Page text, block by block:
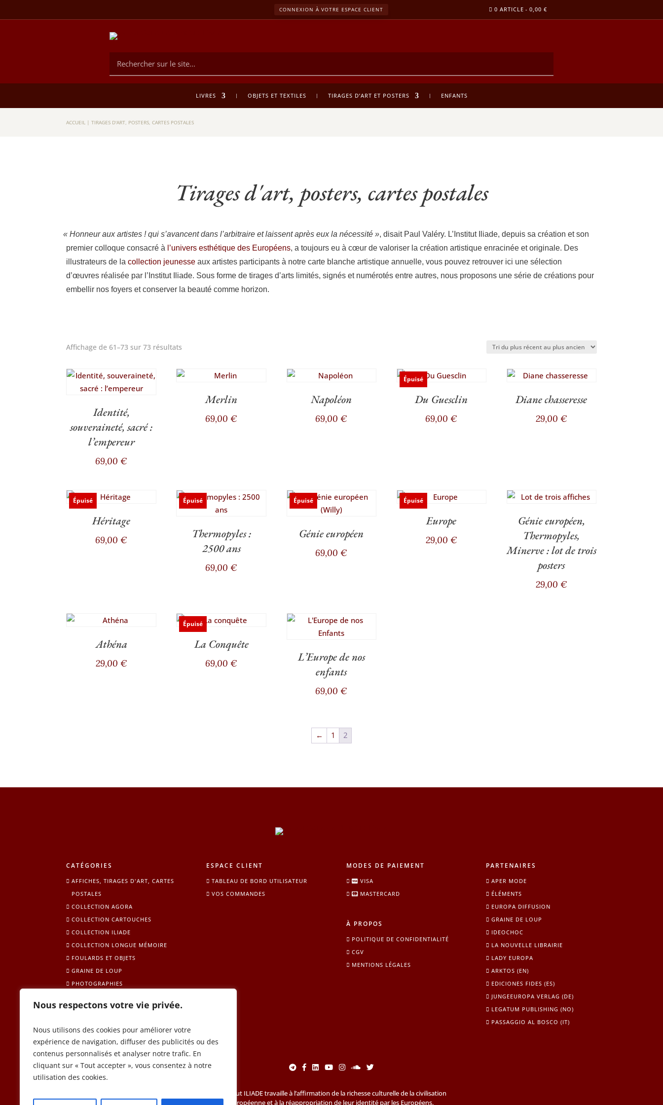
Nous respectons votre vie privée.
Nous utilisons des cookies pour améliorer votre
expérience de navigation, diffuser des publicités ou des
contenus personnalisés et analyser notre trafic. En
cliquant sur « Tout accepter », vous consentez à notre
utilisation des cookies.
CONNEXION À VOTRE ESPACE CLIENT 0 ARTICLE 0,00 €
LIVRES OBJETS ET TEXTILES TIRAGES D’ART ET POSTERS ENFANTS
ACCUEIL |TIRAGES D'ART, POSTERS, CARTES POSTALES
Tirages d'art, posters, cartes postales
« Hon­neur aux artistes ! qui s’a­vancent dans l’ar­bi­traire et laissent après eux la néces­si­té », disait Paul Valé­ry. L’Ins­ti­tut Iliade, depuis sa créa­tion et son
pre­mier col­loque consa­cré à l’u­ni­vers esthé­tique des Euro­péens, a tou­jours eu à cœur de valo­ri­ser la créa­tion artis­tique enra­ci­née et ori­gi­nale. Des
illus­tra­teurs de lacol­lec­tion jeu­nesse aux artistes par­ti­ci­pants à notre carte blanche artis­tique annuelle, vous pou­vez retrou­ver ici une sélec­tion
d’œuvres réa­li­sée par l’Ins­ti­tut Iliade. Sous forme de tirages d’arts limi­tés, signés et numé­ro­tés entre autres, nous pro­po­sons une série de créa­tions pour
embel­lir nos foyers et conser­ver la beau­té comme horizon.
Affichage de 61–73 sur 73 résultats
plus
Identité,
souveraineté, sacré :
l’empereur
69,00€
Merlin
69,00€
Napoléon
69,00€
Épuisé
Du Guesclin
69,00€
Diane chasseresse
29,00 €
Épuisé
Héritage
69,00€
Épuisé
Thermopyles :
2500 ans
69,00€
Épuisé
Génie européen
69,00€
Épuisé
Europe
29,00 €
Génie européen,
Thermopyles,
Minerve : lot de trois
posters
29,00 €
Athéna
29,00 €
Épuisé
La Conquête
69,00€
L’Europe de nos
enfants
69,00€
← 1 2
CATÉGORIES
AFFICHES, TIRAGES D'ART, CARTES
POSTALES
COLLECTION AGORA
COLLECTION CARTOUCHES
COLLECTION ILIADE
COLLECTION LONGUE MÉMOIRE
FOULARDS ET OBJETS
GRAINE DE LOUP
PHOTOGRAPHIES
ESPACE CLIENT
TABLEAU DE BORD UTILISATEUR
VOS COMMANDES
MODES DE PAIEMENT
VISA
MASTERCARD
À PROPOS
POLITIQUE DE CONFIDENTIALITÉ
CGV
MENTIONS LÉGALES
PARTENAIRES
APER MODE
ÉLÉMENTS
EUROPA DIFFUSION
GRAINE DE LOUP
IDEOCHOC
LA NOUVELLE LIBRAIRIE
LADY EUROPA
ARKTOS (EN)
EDICIONES FIDES (ES)
JUNGEEUROPA VERLAG (DE)
LEGATUM PUBLISHING (NO)
PASSAGGIO AL BOSCO (IT)
L’Institut ILIADE travaille à l’affirmation de la richesse culturelle de la civilisation
européenne et à la réappropriation de leur identité par les Européens.